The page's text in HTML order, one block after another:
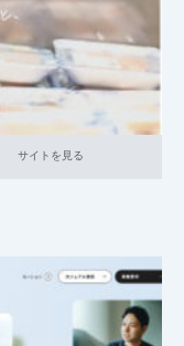
サイトを見る